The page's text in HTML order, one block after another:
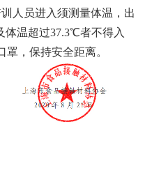
员进入须测量体温，出
体温超过37.3℃者不得入
，保持安全距离。